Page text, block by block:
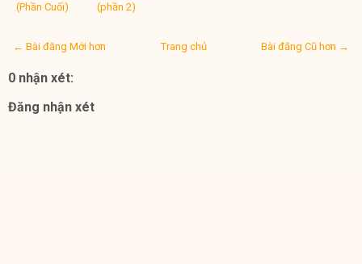
(Phần Cuối)
(phần 2)
← Bài đăng Mới hơn Bài đăng Cũ hơn →
Trang chủ
0 nhận xét:
Đăng nhận xét